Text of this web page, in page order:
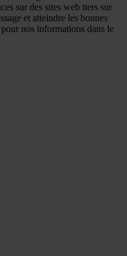
sur des sites web tiers sur
et atteindre les bonnes
nos informations dans le